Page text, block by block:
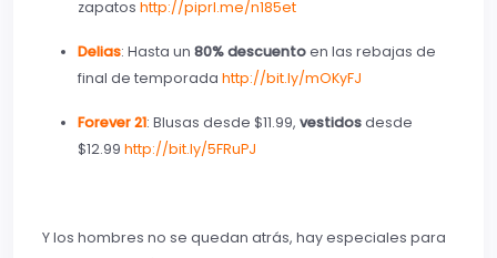
zapatos http://piprl.me/n185et
Delias: Hasta un 80% descuentoen las rebajas de
final de temporada http://bit.ly/mOKyFJ
Forever 21: Blusas desde $11.99, vestidosdesde
$12.99 http://bit.ly/5FRuPJ
Y los hombres no se quedan atrás, hay especiales para